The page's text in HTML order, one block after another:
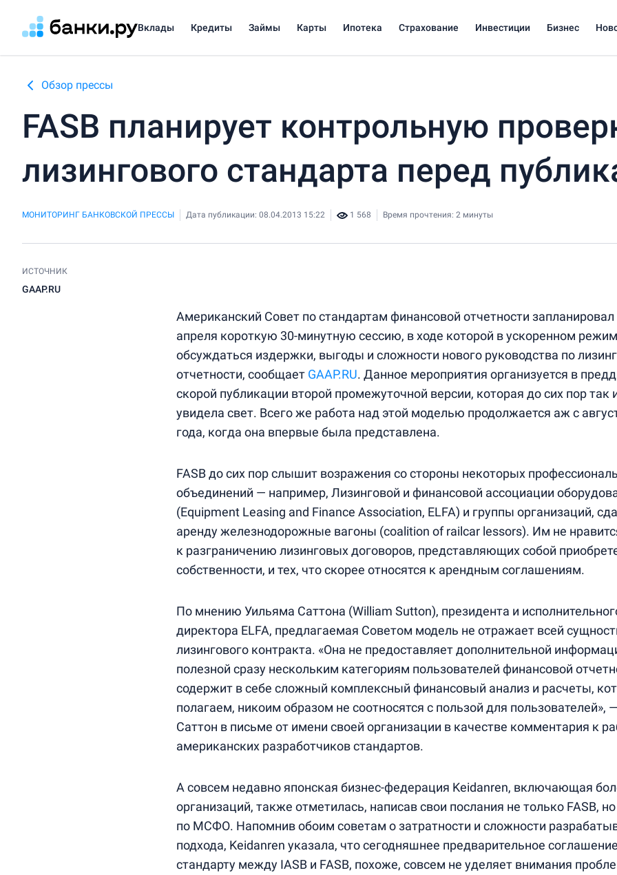
Вклады Кредиты Займы Карты Ипотека Страхование Инвестиции Бизнес
Обзор прессы
FASB планирует контрольную
лизингового стандарта перед
МОНИТОРИНГ БАНКОВСКОЙ ПРЕССЫ Дата публикации: 08.04.2013 15:22 1 568 Время прочтения: 2 минуты
ИСТОЧНИК
GAAP.RU
Американский Совет по стандартам финансовой отчетности запланировал
апреля короткую 30-минутную сессию, в ходе которой в ускоренном
обсуждаться издержки, выгоды и сложности нового руководства по
отчетности, сообщает GAAP.RU. Данное мероприятия организуется в
скорой публикации второй промежуточной версии, которая до сих пор так
увидела свет. Всего же работа над этой моделью продолжается аж с
года, когда она впервые была представлена.
FASB до сих пор слышит возражения со стороны некоторых
объединений — например, Лизинговой и финансовой ассоциации
(Equipment Leasing and Finance Association, ELFA) и группы организаций,
аренду железнодорожные вагоны (coalition of railcar lessors). Им не
к разграничению лизинговых договоров, представляющих собой
собственности, и тех, что скорее относятся к арендным соглашениям.
По мнению Уильяма Саттона (William Sutton), президента и
директора ELFA, предлагаемая Советом модель не отражает всей
лизингового контракта. «Она не предоставляет дополнительной
полезной сразу нескольким категориям пользователей финансовой
содержит в себе сложный комплексный финансовый анализ и расчеты,
полагаем, никоим образом не соотносятся с пользой для пользователей»,
Саттон в письме от имени своей организации в качестве комментария к
американских разработчиков стандартов.
А совсем недавно японская бизнес-федерация Keidanren, включающая
организаций, также отметилась, написав свои послания не только FASB,
по МСФО. Напомнив обоим советам о затратности и сложности
подхода, Keidanren указала, что сегодняшнее предварительное
стандарту между IASB и FASB, похоже, совсем не уделяет внимания